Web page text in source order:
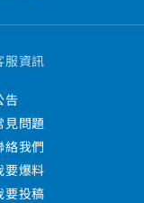
服資訊
告
見問題
絡我們
要爆料
要投稿